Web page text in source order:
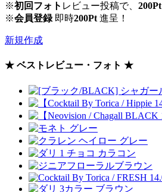
※初回フォト レビュー投稿で、 200Pt
※会員登録即時200Pt 進呈！
新規作成
★ ベストレビュー・フォト ★